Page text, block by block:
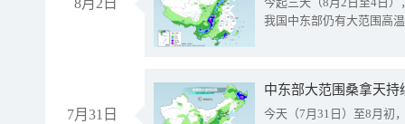
8月2日
我国中东部仍有大范围高
7月31日
中东部大范围桑拿天
今天（7月31日）至8月初